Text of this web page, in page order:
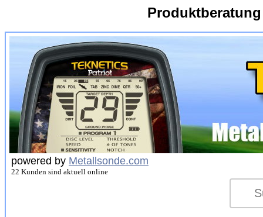
powered by Metallsonde.com
22 Kunden sind aktuell online